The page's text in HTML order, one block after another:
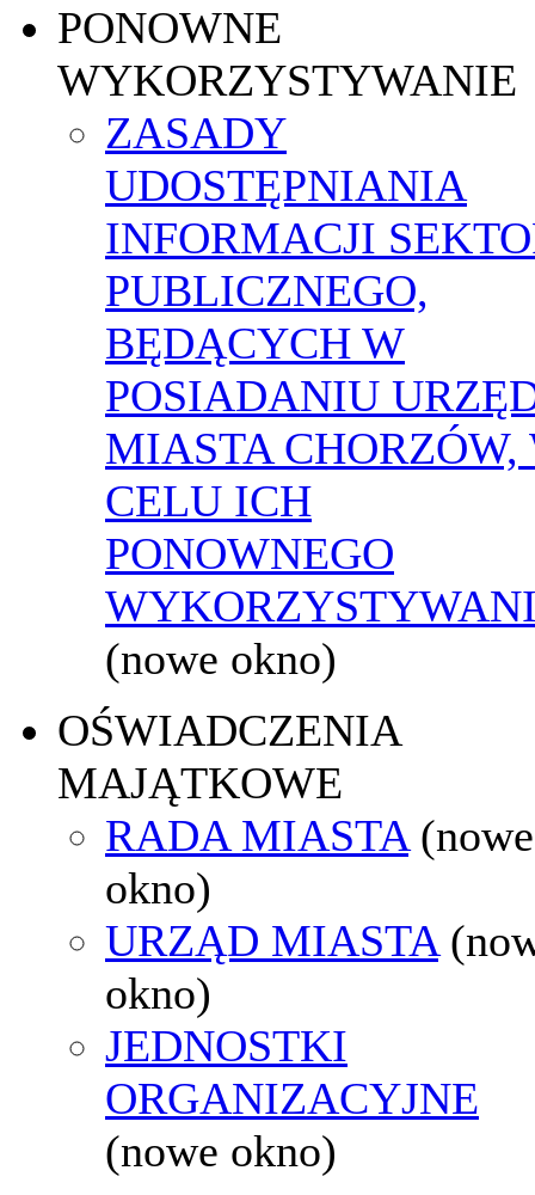
PONOWNE
WYKORZYSTYWANIE
ZASADY
UDOSTĘPNIANIA
INFORMACJI
PUBLICZNEGO,
BĘDĄCYCH W
POSIADANIU
MIASTA CHORZÓW,
CELU ICH
PONOWNEGO
(nowe okno)
OŚWIADCZENIA
MAJĄTKOWE
RADA MIASTA (nowe
okno)
URZĄD MIASTA
okno)
JEDNOSTKI
ORGANIZACYJNE
(nowe okno)